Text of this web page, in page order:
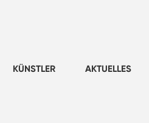
KÜNSTLER AKTUELLES